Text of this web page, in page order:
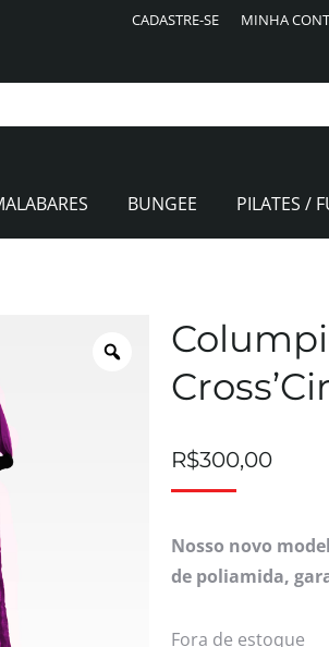
CADASTRE-SE MINHA
BUNGEE PILATES /
R$300,00
Nosso novo
de poliamida,
Fora de estoque